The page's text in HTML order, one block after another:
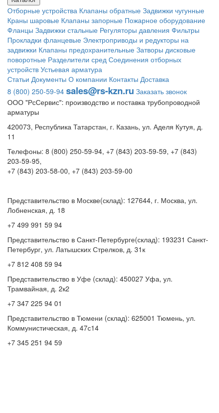
Отборные устройства Клапаны обратные Задвижки чугунные
Краны шаровые Клапаны запорные Пожарное оборудование
Фланцы Задвижки стальные Регуляторы давления Фильтры
Прокладки фланцевые Электроприводы и редукторы на
задвижки Клапаны предохранительные Затворы дисковые
поворотные Разделители сред Соединения отборных
устройств Устьевая арматура
Статьи Документы О компании Контакты Доставка
8 (800) 250-59-94 sales@rs-kzn.ru Заказать звонок
ООО "РсСервис": производство и поставка трубопроводной
арматуры
420073, Республика Татарстан, г. Казань, ул. Аделя Кутуя, д.
11
Телефоны: 8 (800) 250-59-94, +7 (843) 203-59-59, +7 (843)
203-59-95,
+7 (843) 203-58-00, +7 (843) 203-59-00
Представительство в Москве(склад): 127644, г. Москва, ул.
Лобненская, д. 18
+7 499 991 59 94
Представительство в Санкт-Петербурге(склад): 193231 Санкт-
Петербург, ул. Латышских Стрелков, д. 31к
+7 812 408 59 94
Представительство в Уфе (склад): 450027 Уфа, ул.
Трамвайная, д. 2к2
+7 347 225 94 01
Представительство в Тюмени (склад): 625001 Тюмень, ул.
Коммунистическая, д. 47с14
+7 345 251 94 59